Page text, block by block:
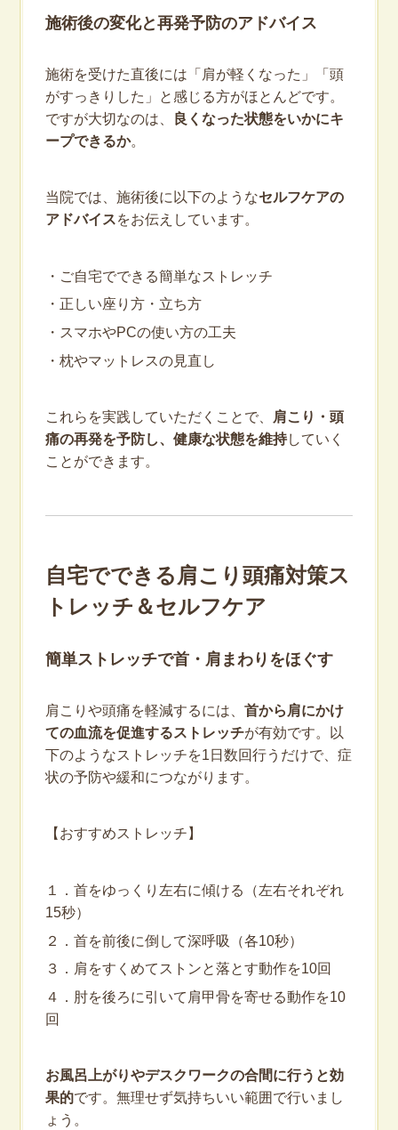
施術後の変化と再発予防のアドバイス
施術を受けた直後には「肩が軽くなった」「頭
がすっきりした」と感じる方がほとんどです。
ですが大切なのは、
良くなった状態をいかにキ
ープできるか。
当院では、施術後に以下のようなセルフケアの
アドバイスをお伝えしています。
・ご自宅でできる簡単なストレッチ
・正しい座り方・立ち方
・スマホやPCの使い方の工夫
・枕やマットレスの見直し
これらを実践していただくことで、
肩こり・頭
痛の再発を予防し、健康な状態を維持していく
ことができます。
自宅でできる肩こり頭痛対策ス
トレッチ＆セルフケア
簡単ストレッチで首・肩まわりをほぐす
肩こりや頭痛を軽減するには、 首から肩にかけ
ての血流を促進するストレッチが有効です。以
下のようなストレッチを1日数回行うだけで、症
状の予防や緩和につながります。
【おすすめストレッチ】
１．首をゆっくり左右に傾ける（左右それぞれ
15秒）
２．首を前後に倒して深呼吸（各10秒）
３．肩をすくめてストンと落とす動作を10回
４．肘を後ろに引いて肩甲骨を寄せる動作を10
回
お風呂上がりやデスクワークの合間に行うと効
果的です。無理せず気持ちいい範囲で行いまし
ょう。